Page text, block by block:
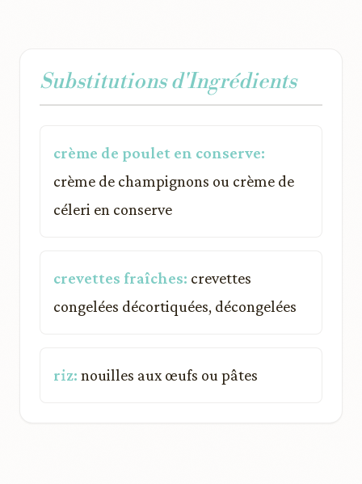
Substitutions d'Ingrédients
crème de poulet en conserve:
crème de champignons ou crème de
céleri en conserve
crevettes fraîches: crevettes
congelées décortiquées, décongelées
riz: nouilles aux œufs ou pâtes